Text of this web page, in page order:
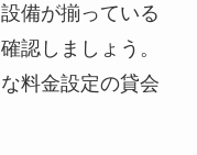
備が揃っている
認しましょう。
料金設定の貸会